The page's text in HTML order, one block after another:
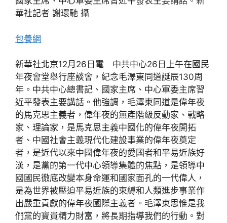
華社記者 謝環馳 攝
包養網
新華社北京12月26日電 中共中心26日上午在國民
年夜會堂舉行座談會，紀念毛澤東同道誕辰130周
年。中共中心總書記、國家主席、中心軍委主席習
近平發表主要講話。他強調，毛澤東同道是偉年夜
的馬克思主義者，偉年夜的無產階級反動家、戰略
家、理論家，是馬克思主義中國化的偉年夜開拓
者、中國社會主義現代化建設事業的偉年夜奠定
者，是近代以來中國偉年夜的愛國者和平易近族好
漢，是黨的第一代中心領導集體的焦點，是領導中
國國民徹底改變本身命運和國家面孔的一代偉人，
是為世界被壓迫平易近族的束縛和人類進步事業作
出嚴重貢獻的偉年夜國際主義者。毛澤東思惟是我
們黨的寶貴精力財富，將長期指導我們的行動。對